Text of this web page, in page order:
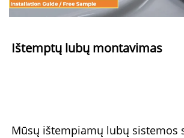
Ištemptų lubų montavimas
Mūsų ištempiamų lubų sistemos